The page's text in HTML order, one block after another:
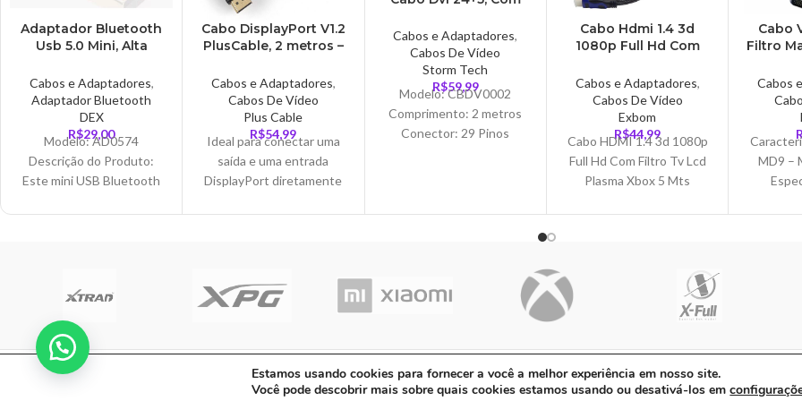
Adaptador Bluetooth
Usb 5.0 Mini, Alta
AD0574B
Cabos e Adaptadores,
Adaptador Bluetooth
DEX
R$29,00
Modelo: AD0574
Descrição do Produto:
Este mini USB Bluetooth
velocidade, o
Cabo DisplayPort V1.2
PlusCable, 2 metros –
Cabos e Adaptadores,
Cabos De Vídeo
Plus Cable
R$54,99
Ideal para conectar uma
saída e uma entrada
DisplayPort diretamente
DisplayPort para
resoluções até 4K.
CBDV0002
Cabos e Adaptadores,
Cabos De Vídeo
Storm Tech
R$59,99
Modelo: CBDV0002
Comprimento: 2 metros
Conector: 29 Pinos
Marca: STORM
Cabo Hdmi 1.4 3d
1080p Full Hd Com
5 Mts – CB0016EX
Cabos e Adaptadores,
Cabos De Vídeo
Exbom
R$44,99
Cabo HDMI 1.4 3d 1080p
Full Hd Com Filtro Tv Lcd
Plasma Xbox 5 Mts
transmissões é,
Cabo
Filtro
Cabos
MD9 –
– Este
C A Informatica Ltda | CNPJ: 33.482.008/0001-90 | Avenida Dos Ipês, QD31 LT23, Bairro Cidade Jardim, CEP:
Feito com ❤ por Agência ZeroumStudio
Estamos usando cookies para fornecer a você a melhor experiência em nosso site.
Você pode descobrir mais sobre quais cookies estamos usando ou desativá-los em